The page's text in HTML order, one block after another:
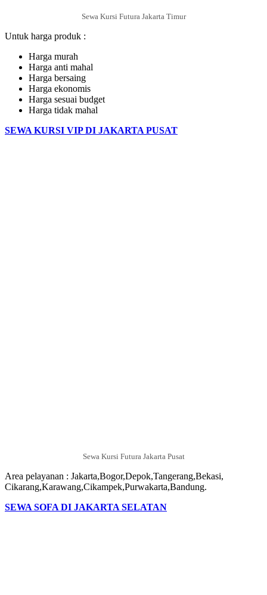
Sewa Kursi Futura Jakarta Timur
Untuk harga produk :
Harga murah
Harga anti mahal
Harga bersaing
Harga ekonomis
Harga sesuai budget
Harga tidak mahal
SEWA KURSI VIP DI JAKARTA PUSAT
Sewa Kursi Futura Jakarta Pusat
Area pelayanan : Jakarta,Bogor,Depok,Tangerang,Bekasi,
Cikarang,Karawang,Cikampek,Purwakarta,Bandung.
SEWA SOFA DI JAKARTA SELATAN